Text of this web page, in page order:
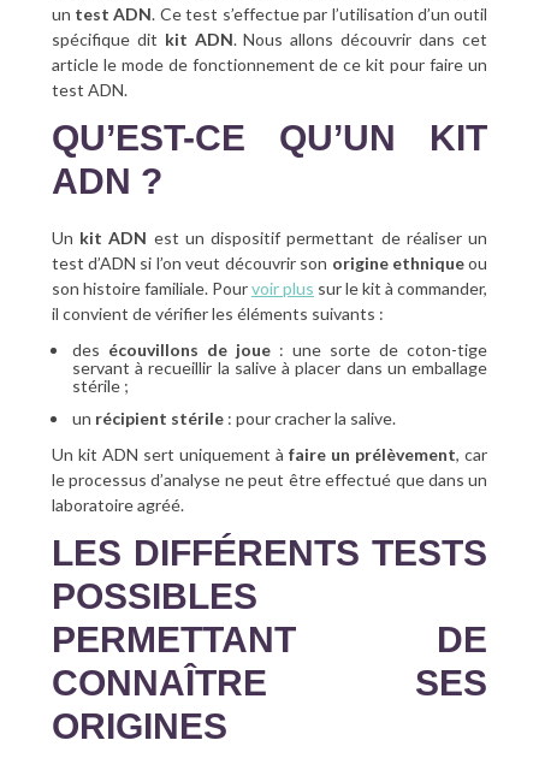
un test ADN. Ce test s’effectue par l’utilisation d’un outil
spécifique dit kit ADN. Nous allons découvrir dans cet
article le mode de fonctionnement de ce kit pour faire un
test ADN.
QU’EST-CE QU’UN KIT
ADN ?
Un kit ADN est un dispositif permettant de réaliser un
test d’ADN si l’on veut découvrir son origine ethniqueou
son histoire familiale. Pourvoir plus sur le kit à commander,
il convient de vérifier les éléments suivants :
des écouvillons de joue: une sorte de coton-tige
servant à recueillir la salive à placer dans un emballage
stérile ;
un récipient stérile: pour cracher la salive.
Un kit ADN sert uniquement àfaire un prélèvement, car
le processus d’analyse ne peut être effectué que dans un
laboratoire agréé.
LES DIFFÉRENTS TESTS
POSSIBLES
PERMETTANT DE
CONNAÎTRE SES
ORIGINES